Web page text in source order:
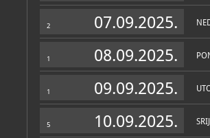
2 07.09.2025.
1 08.09.2025.
1 09.09.2025.
5 10.09.2025.